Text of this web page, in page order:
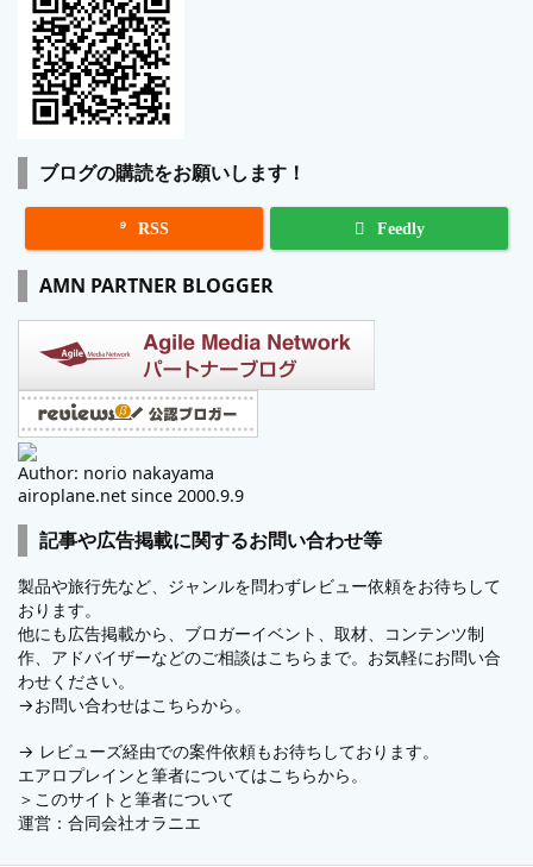
ブログの購読をお願いします！
 RSS Feedly
AMN PARTNER BLOGGER
Author: norio nakayama
airoplane.net since 2000.9.9
記事や広告掲載に関するお問い合わせ等
製品や旅行先など、ジャンルを問わずレビュー依頼をお待ちして
おります。
他にも広告掲載から、ブロガーイベント、取材、コンテンツ制
作、アドバイザーなどのご相談はこちらまで。お気軽にお問い合
わせください。
→お問い合わせはこちらから。
→ レビューズ経由での案件依頼もお待ちしております。
エアロプレインと筆者についてはこちらから。
＞ このサイトと筆者について
運営： 合同会社オラニエ